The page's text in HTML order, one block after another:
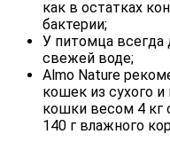
как в остатках
бактерии;
У питомца всегда
свежей воде;
Almo Nature
кошек из сухого
кошки весом 4 кг
140 г влажного